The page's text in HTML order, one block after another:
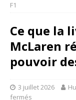
F1
Ce que la
McLaren
pouvoir
3 juillet 2026
fermés